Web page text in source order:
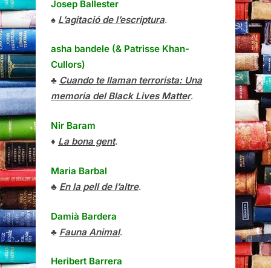
Josep Ballester
♠ L’agitació de l’escriptura.
asha bandele (& Patrisse Khan-
Cullors)
♣ Cuando te llaman terrorista: Una
memoria del Black Lives Matter.
Nir Baram
♦ La bona gent.
Maria Barbal
♣ En la pell de l’altre.
Damià Bardera
♣ Fauna Animal.
Heribert Barrera